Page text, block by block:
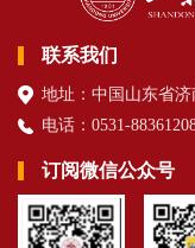
联系我们
地址：中国山东省
电话：0531-
订阅微信公众号